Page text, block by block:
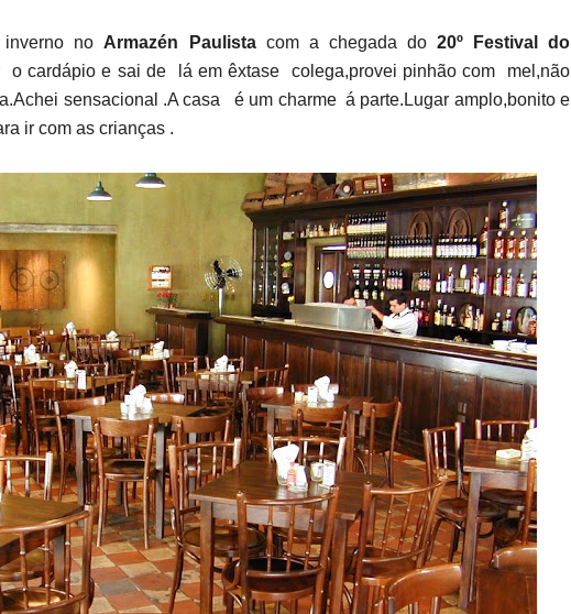
no Armazén Paulistacom a chegada do 20º Festival do
o cardápio e sai de lá em êxtase colega,provei pinhão com mel,não
sensacional .A casa é um charme á parte.Lugar amplo,bonito e
ir com as crianças .